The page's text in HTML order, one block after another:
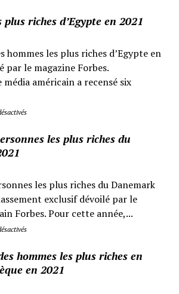
plus riches d’Egypte en 2021
hommes les plus riches d’Egypte en
par le magazine Forbes.
américain a recensé six
les plus riches du
les plus riches du Danemark
exclusif dévoilé par le
Forbes. Pour cette année,...
hommes les plus riches en
en 2021